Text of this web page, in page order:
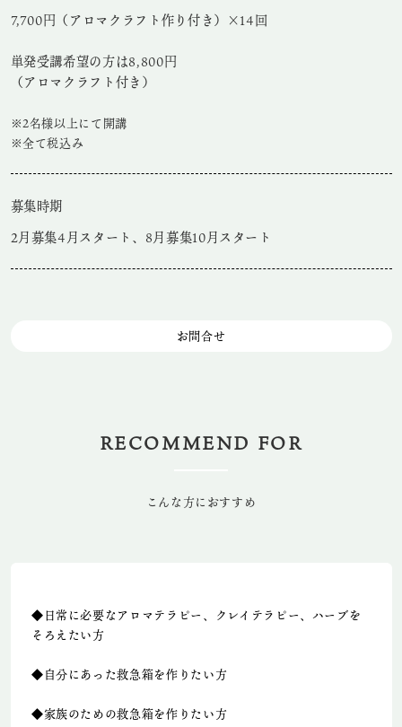
7,700円（アロマクラフト作り付き）×14回
単発受講希望の方は8,800円
（アロマクラフト付き）
※2名様以上にて開講
※全て税込み
募集時期
2月募集4月スタート、8月募集10月スタート
お問合せ
RECOMMEND FOR
こんな方におすすめ
◆日常に必要なアロマテラピー、クレイテラピー、ハーブを
そろえたい方
◆自分にあった救急箱を作りたい方
◆家族のための救急箱を作りたい方